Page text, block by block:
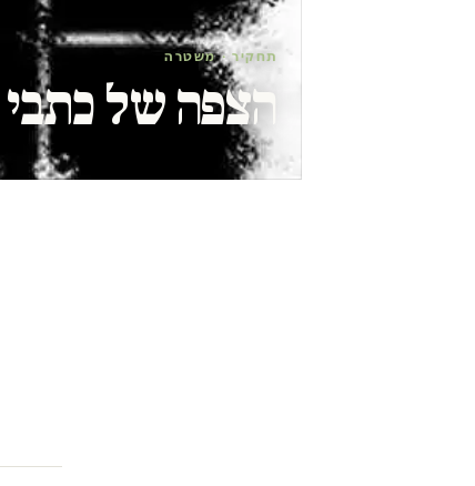
תחקיר · משטרה
הצפה של